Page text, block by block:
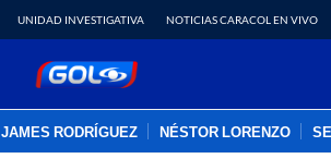
UNIDAD INVESTIGATIVA NOTICIAS CARACOL EN VIVO
JAMES RODRÍGUEZ NÉSTOR LORENZO